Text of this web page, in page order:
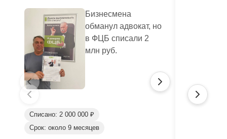
Бизнесмена
обманул адвокат, но
в ФЦБ списали 2
млн руб.
Списано: 2 000 000 ₽
Срок: около 9 месяцев